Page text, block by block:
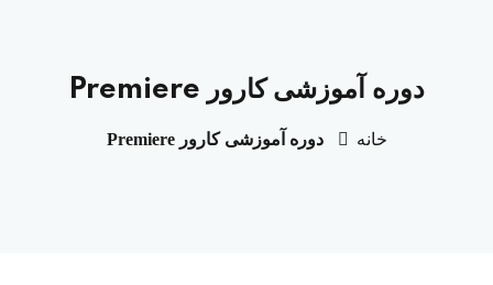
دوره آموزشی کارور Premiere
خانه دوره آموزشی کارور Premiere